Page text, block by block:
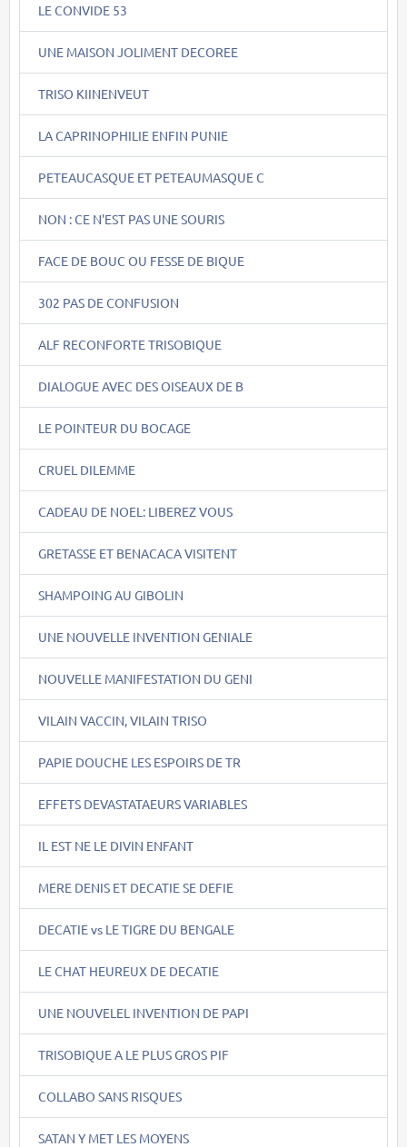
LE CONVIDE 53
UNE MAISON JOLIMENT DECOREE
TRISO KIINENVEUT
LA CAPRINOPHILIE ENFIN PUNIE
PETEAUCASQUE ET PETEAUMASQUE C
NON : CE N'EST PAS UNE SOURIS
FACE DE BOUC OU FESSE DE BIQUE
302 PAS DE CONFUSION
ALF RECONFORTE TRISOBIQUE
DIALOGUE AVEC DES OISEAUX DE B
LE POINTEUR DU BOCAGE
CRUEL DILEMME
CADEAU DE NOEL: LIBEREZ VOUS
GRETASSE ET BENACACA VISITENT
SHAMPOING AU GIBOLIN
UNE NOUVELLE INVENTION GENIALE
NOUVELLE MANIFESTATION DU GENI
VILAIN VACCIN, VILAIN TRISO
PAPIE DOUCHE LES ESPOIRS DE TR
EFFETS DEVASTATAEURS VARIABLES
IL EST NE LE DIVIN ENFANT
MERE DENIS ET DECATIE SE DEFIE
DECATIE vs LE TIGRE DU BENGALE
LE CHAT HEUREUX DE DECATIE
UNE NOUVELEL INVENTION DE PAPI
TRISOBIQUE A LE PLUS GROS PIF
COLLABO SANS RISQUES
SATAN Y MET LES MOYENS